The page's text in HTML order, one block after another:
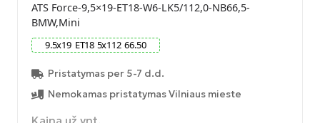
ATS Force-9,5×19-ET18-W6-LK5/112,0-NB66,5-
BMW,Mini
9.5x19 ET18 5x112 66.50
Pristatymas per 5-7 d.d.
Nemokamas pristatymas Vilniaus mieste
Kaina už vnt.